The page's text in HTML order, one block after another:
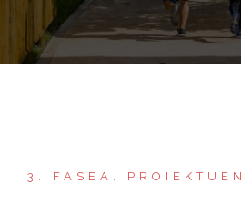
3. FASEA.